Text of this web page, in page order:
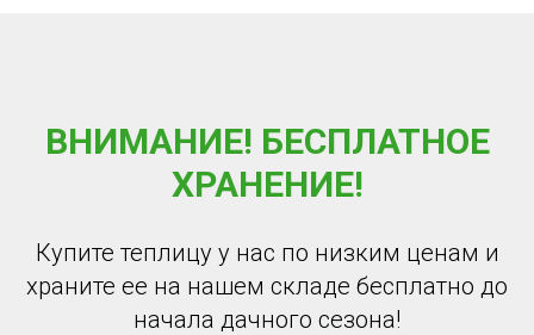
ВНИМАНИЕ! БЕСПЛАТНОЕ
ХРАНЕНИЕ!
Купите теплицу у нас по низким ценам и
храните ее на нашем складе бесплатно до
начала дачного сезона!